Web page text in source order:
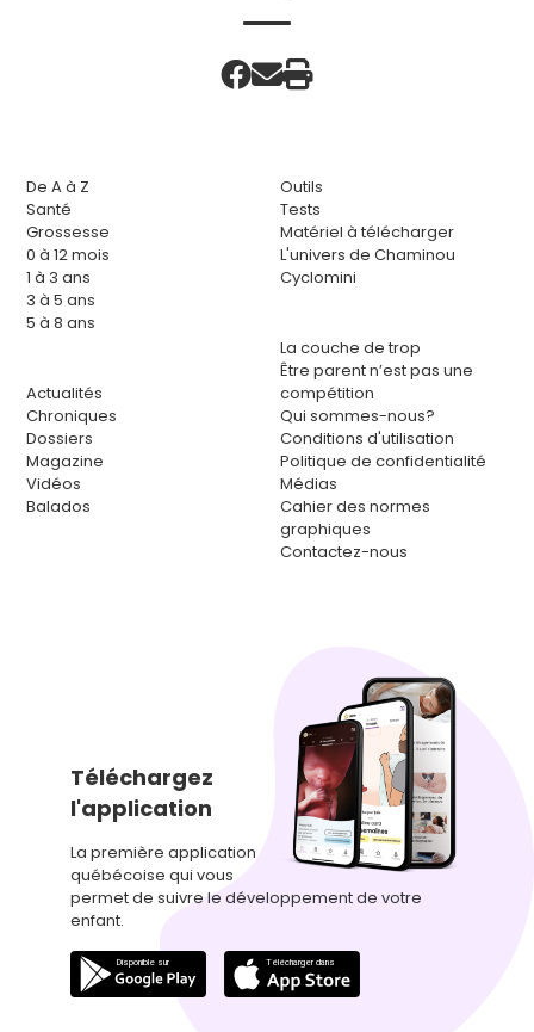
De A à Z
Santé
Grossesse
0 à 12 mois
1 à 3 ans
3 à 5 ans
5 à 8 ans
Actualités
Chroniques
Dossiers
Magazine
Vidéos
Balados
Outils
Tests
Matériel à télécharger
L'univers de Chaminou
Cyclomini
La couche de trop
Être parent n’est pas une
compétition
Qui sommes-nous?
Conditions d'utilisation
Politique de confidentialité
Médias
Cahier des normes
graphiques
Contactez-nous
Téléchargez
l'application
La première application
québécoise qui vous
permet de suivre le développement de votre
enfant.